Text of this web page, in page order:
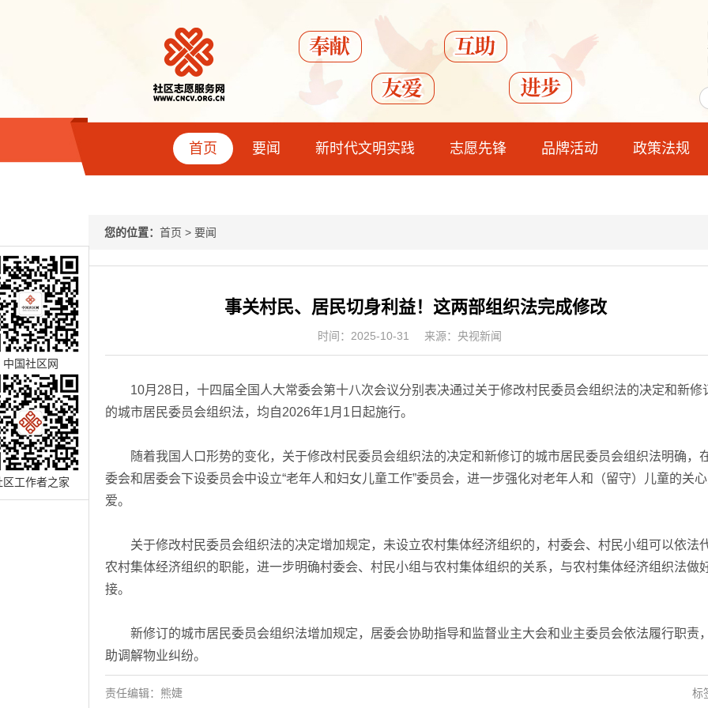
首页 要闻 新时代文明实践 志愿先锋 品牌活动 政策法规
您的位置： 首页 > 要闻
事关村民、居民切身利益！这两部组织法完成修改
时间：2025-10-31 来源：央视新闻
10月28日，十四届全国人大常委会第十八次会议分别表决通过关于修改村民委员会组织法的决定和新修
的城市居民委员会组织法，均自2026年1月1日起施行。
随着我国人口形势的变化，关于修改村民委员会组织法的决定和新修订的城市居民委员会组织法明确，
委会和居委会下设委员会中设立“老年人和妇女儿童工作”委员会，进一步强化对老年人和（留守）儿童的关
爱。
关于修改村民委员会组织法的决定增加规定，未设立农村集体经济组织的，村委会、村民小组可以依法
农村集体经济组织的职能，进一步明确村委会、村民小组与农村集体组织的关系，与农村集体经济组织法做
接。
新修订的城市居民委员会组织法增加规定，居委会协助指导和监督业主大会和业主委员会依法履行职责
助调解物业纠纷。
责任编辑：熊婕 标
中国社区网
区工作者之家